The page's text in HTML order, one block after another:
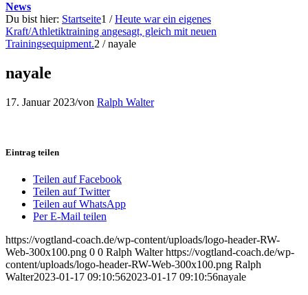
News
Du bist hier: Startseite1 / Heute war ein eigenes
Kraft/Athletiktraining angesagt, gleich mit neuen
Trainingsequipment.2 / nayale
nayale
17. Januar 2023/von Ralph Walter
Eintrag teilen
Teilen auf Facebook
Teilen auf Twitter
Teilen auf WhatsApp
Per E-Mail teilen
https://vogtland-coach.de/wp-content/uploads/logo-header-RW-
Web-300x100.png 0 0 Ralph Walter https://vogtland-coach.de/wp-
content/uploads/logo-header-RW-Web-300x100.png Ralph
Walter2023-01-17 09:10:562023-01-17 09:10:56nayale